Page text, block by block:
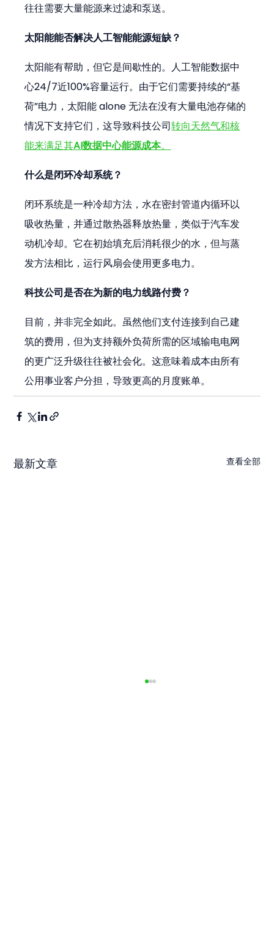
往往需要大量能源来过滤和泵送。
太阳能能否解决人工智能能源短缺？
太阳能有帮助，但它是间歇性的。人工智能数据中
心24/7近100%容量运行。由于它们需要持续的“基
荷”电力，太阳能 alone 无法在没有大量电池存储的
情况下支持它们，这导致科技公司转向天然气和核
能来满足其AI数据中心能源成本。
什么是闭环冷却系统？
闭环系统是一种冷却方法，水在密封管道内循环以
吸收热量，并通过散热器释放热量，类似于汽车发
动机冷却。它在初始填充后消耗很少的水，但与蒸
发方法相比，运行风扇会使用更多电力。
科技公司是否在为新的电力线路付费？
目前，并非完全如此。虽然他们支付连接到自己建
筑的费用，但为支持额外负荷所需的区域输电电网
的更广泛升级往往被社会化。这意味着成本由所有
公用事业客户分担，导致更高的月度账单。
最新文章 查看全部